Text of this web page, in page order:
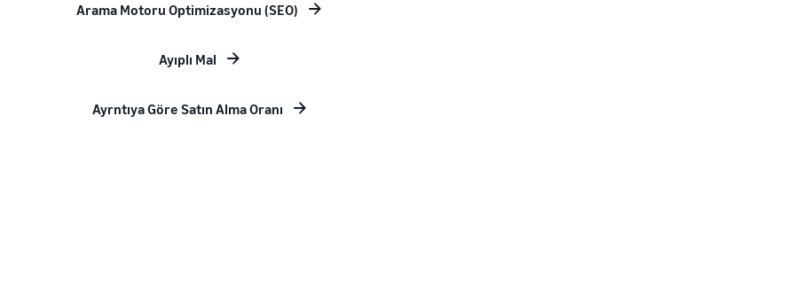
Arama Motoru Optimizasyonu (SEO)
Ayıplı Mal
Ayrntıya Göre Satın Alma Oranı